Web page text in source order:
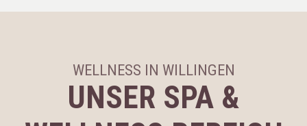
WELLNESS IN WILLINGEN
UNSER SPA &